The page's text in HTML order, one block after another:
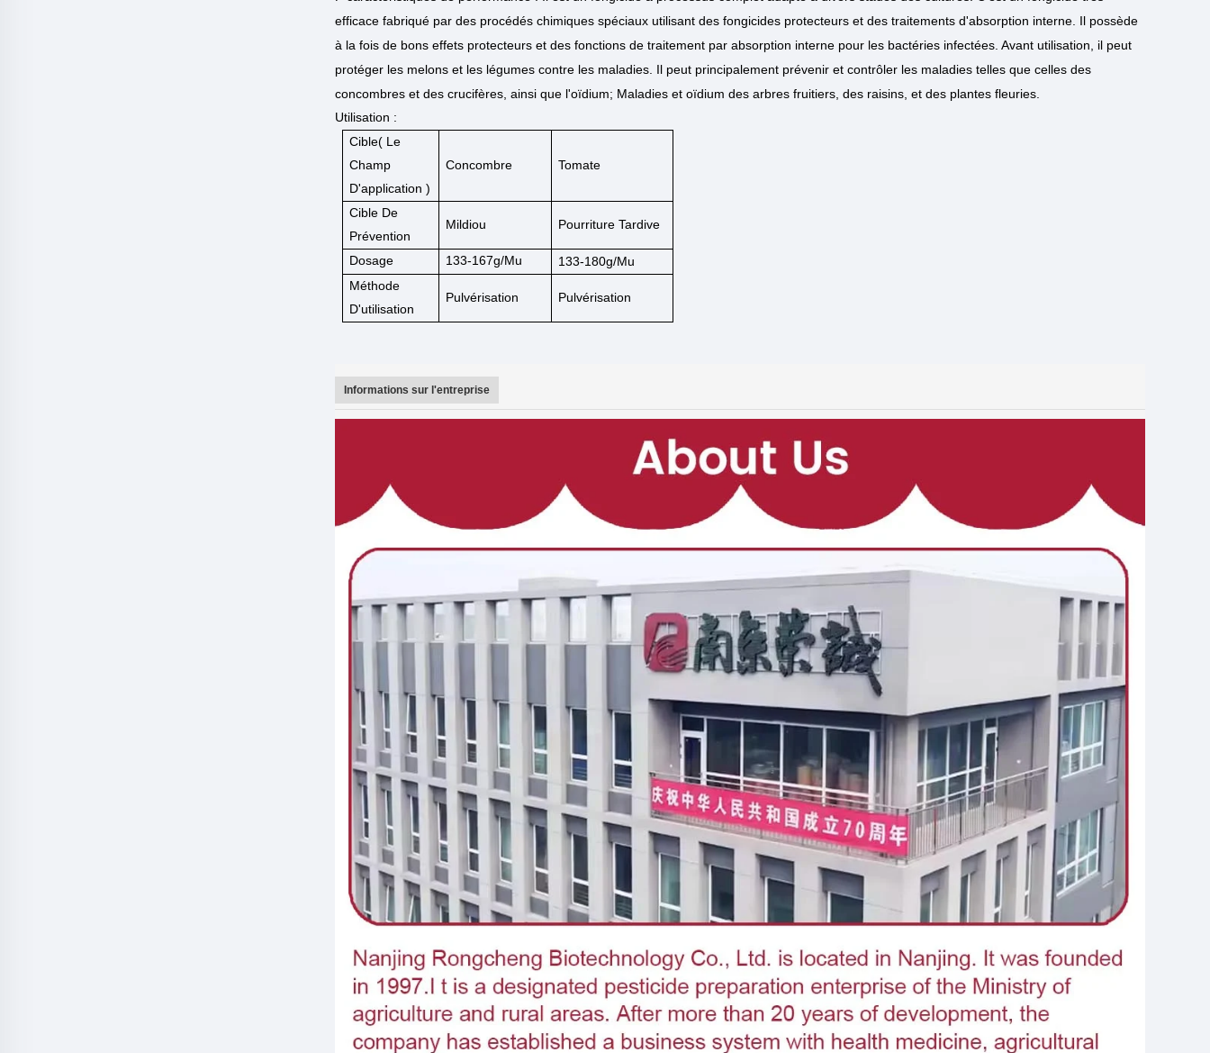
efficace fabriqué par des procédés chimiques spéciaux utilisant des fongicides protecteurs et des traitements d'absorption interne. Il possède
à la fois de bons effets protecteurs et des fonctions de traitement par absorption interne pour les bactéries infectées. Avant utilisation, il peut
protéger les melons et les légumes contre les maladies. Il peut principalement prévenir et contrôler les maladies telles que celles des
concombres et des crucifères, ainsi que l'oïdium; Maladies et oïdium des arbres fruitiers, des raisins, et des plantes fleuries.
Utilisation :
Cible( Le
Champ
D'application )
Concombre Tomate
Cible De
Prévention
Mildiou Pourriture Tardive
Dosage 133-167g/mu
133-180g/mu
Méthode
D'utilisation
Pulvérisation Pulvérisation
Informations sur l'entreprise